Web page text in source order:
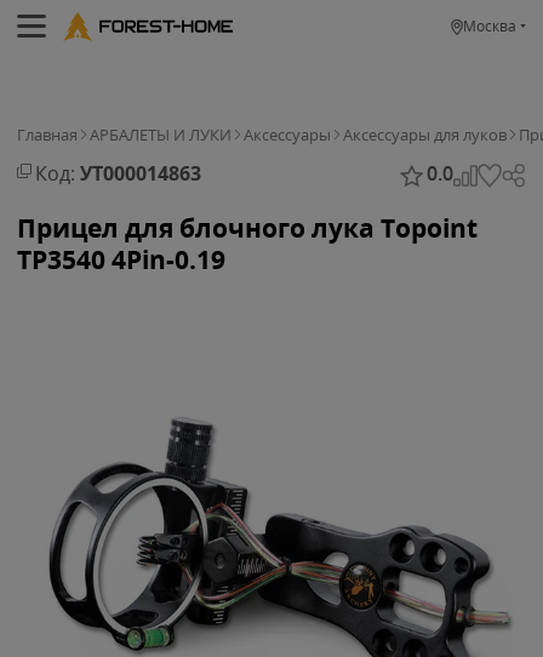
Москва
Главная АРБАЛЕТЫ И ЛУКИ Аксессуары Аксессуары для луков
Код: УТ000014863 0.0
Прицел для блочного лука Topoint
TP3540 4Pin-0.19